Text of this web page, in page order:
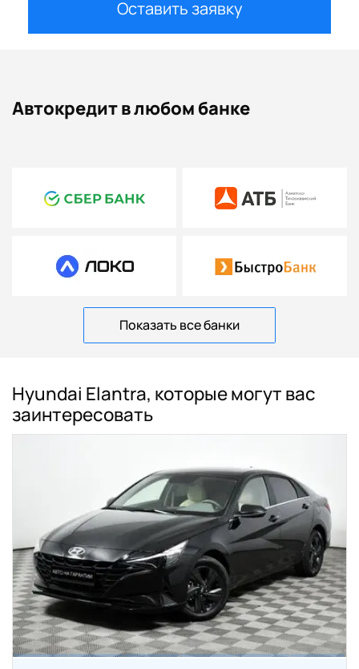
Оставить заявку
Автокредит в любом банке
Показать все банки
Hyundai Elantra, которые могут вас
заинтересовать